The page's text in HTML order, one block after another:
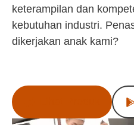
keterampilan dan
kebutuhan industri.
dikerjakan anak kami?